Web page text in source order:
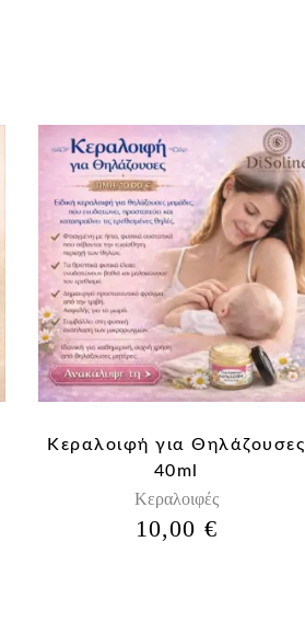
Κεραλοιφή για Θηλάζουσες
40ml
Κεραλοιφές
10,00 €